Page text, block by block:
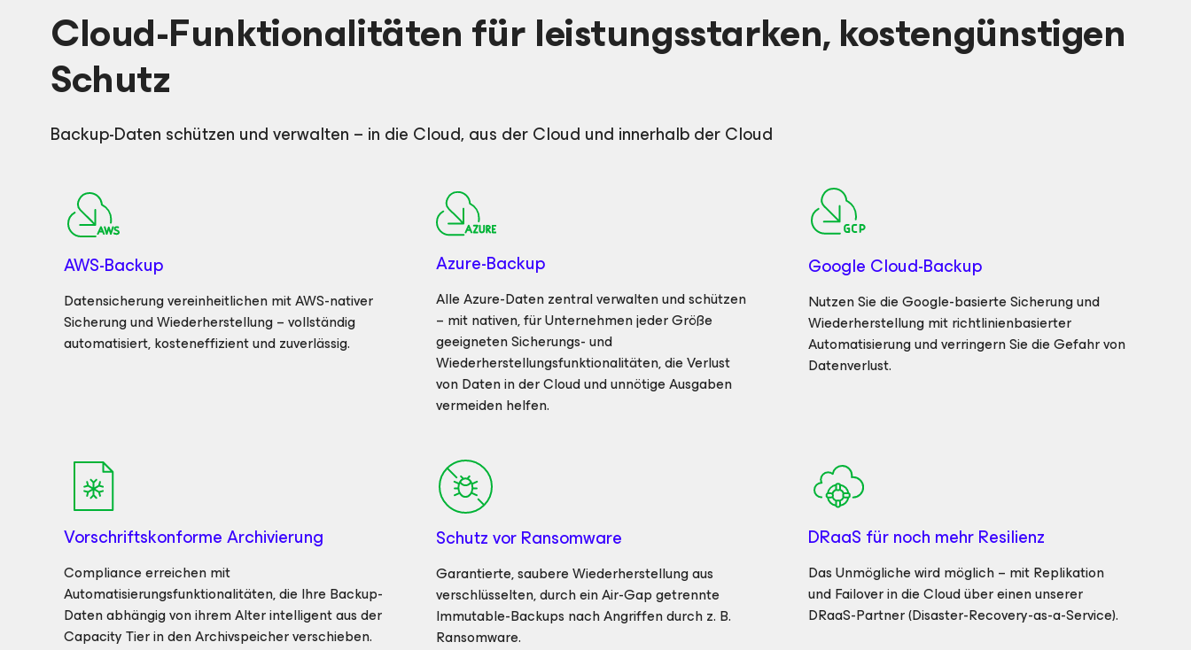
Cloud-Funktionalitäten für leistungsstarken, kostengünstigen
Schutz
Backup-Daten schützen und verwalten – in die Cloud, aus der Cloud und innerhalb der Cloud
AWS-Backup
Datensicherung vereinheitlichen mit AWS-nativer
Sicherung und Wiederherstellung – vollständig
automatisiert, kosteneffizient und zuverlässig.
Azure-Backup
Alle Azure-Daten zentral verwalten und schützen
– mit nativen, für Unternehmen jeder Größe
geeigneten Sicherungs- und
Wiederherstellungsfunktionalitäten, die Verlust
von Daten in der Cloud und unnötige Ausgaben
vermeiden helfen.
Google Cloud-Backup
Nutzen Sie die Google-basierte Sicherung und
Wiederherstellung mit richtlinienbasierter
Automatisierung und verringern Sie die Gefahr von
Datenverlust.
Vorschriftskonforme Archivierung
Compliance erreichen mit
Automatisierungsfunktionalitäten, die Ihre Backup-
Daten abhängig von ihrem Alter intelligent aus der
Capacity Tier in den Archivspeicher verschieben.
Schutz vor Ransomware
Garantierte, saubere Wiederherstellung aus
verschlüsselten, durch ein Air-Gap getrennte
Immutable-Backups nach Angriffen durch z. B.
Ransomware.
DRaaS für noch mehr Resilienz
Das Unmögliche wird möglich – mit Replikation
und Failover in die Cloud über einen unserer
DRaaS-Partner (Disaster-Recovery-as-a-Service).